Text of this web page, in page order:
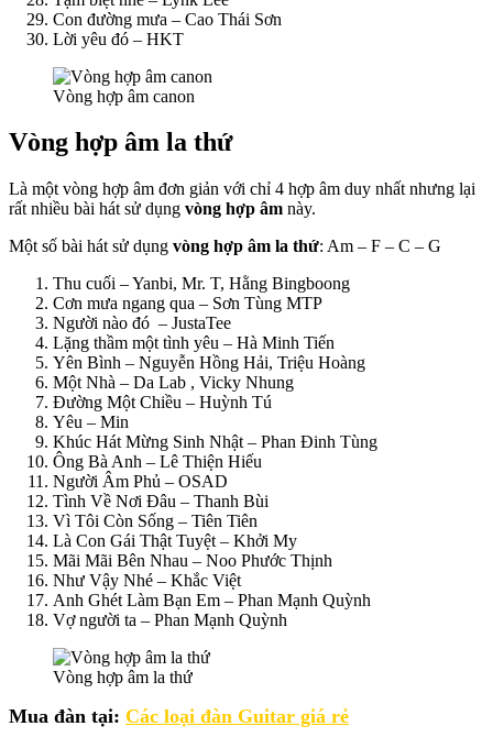
Con đường mưa – Cao Thái Sơn
Lời yêu đó – HKT
Vòng hợp âm canon
Vòng hợp âm la thứ
Là một vòng hợp âm đơn giản với chỉ 4 hợp âm duy nhất nhưng lại
rất nhiều bài hát sử dụng vòng hợp âm này.
Một số bài hát sử dụng vòng hợp âm la thứ: Am – F – C – G
Thu cuối – Yanbi, Mr. T, Hằng Bingboong
Cơn mưa ngang qua – Sơn Tùng MTP
Người nào đó – JustaTee
Lặng thầm một tình yêu – Hà Minh Tiến
Yên Bình – Nguyễn Hồng Hải, Triệu Hoàng
Một Nhà – Da Lab , Vicky Nhung
Đường Một Chiều – Huỳnh Tú
Yêu – Min
Khúc Hát Mừng Sinh Nhật – Phan Đinh Tùng
Ông Bà Anh – Lê Thiện Hiếu
Người Âm Phủ – OSAD
Tình Về Nơi Đâu – Thanh Bùi
Vì Tôi Còn Sống – Tiên Tiên
Là Con Gái Thật Tuyệt – Khởi My
Mãi Mãi Bên Nhau – Noo Phước Thịnh
Như Vậy Nhé – Khắc Việt
Anh Ghét Làm Bạn Em – Phan Mạnh Quỳnh
Vợ người ta – Phan Mạnh Quỳnh
Vòng hợp âm la thứ
Mua đàn tại: Các loại đàn Guitar giá rẻ